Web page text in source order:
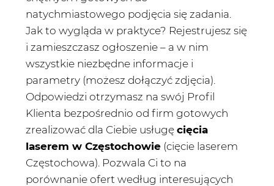
natychmiastowego podjęcia się zadania.
Jak to wygląda w praktyce? Rejestrujesz się
i zamieszczasz ogłoszenie – a w nim
wszystkie niezbędne informacje i
parametry (możesz dołączyć zdjęcia).
Odpowiedzi otrzymasz na swój Profil
Klienta bezpośrednio od firm gotowych
zrealizować dla Ciebie usługę cięcia
laserem w Częstochowie (cięcie laserem
Częstochowa). Pozwala Ci to na
porównanie ofert według interesujących